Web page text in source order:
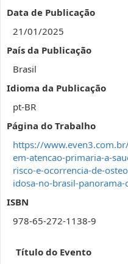
Data de Publicação
21/01/2025
País da Publicação
Brasil
Idioma da Publicação
pt-BR
Página do Trabalho
https://
em-atencao-primaria-a-
risco-e-ocorrencia-de-
idosa-no-brasil-
ISBN
978-65-272-1138-9
Título do Evento